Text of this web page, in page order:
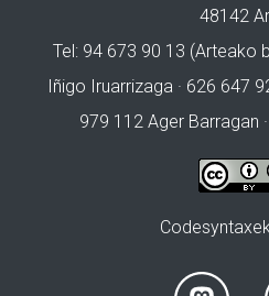
48142
Tel: 94 673 90 13 (Arteako
Iñigo Iruarrizaga · 626 647
979 112 Ager Barragan ·